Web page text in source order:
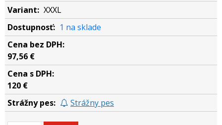
XXXL
1 na sklade
97,56 €
120 €
Strážny pes